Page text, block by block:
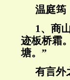
温庭筠
1、商
迹板桥霜
塘。”
有言外